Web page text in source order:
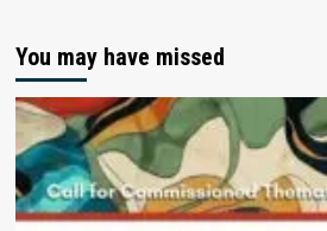
You may have missed